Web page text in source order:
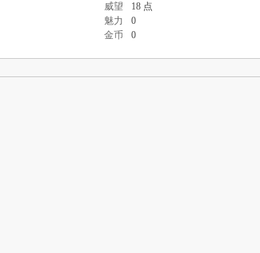
威望
18 点
魅力
0
金币 0